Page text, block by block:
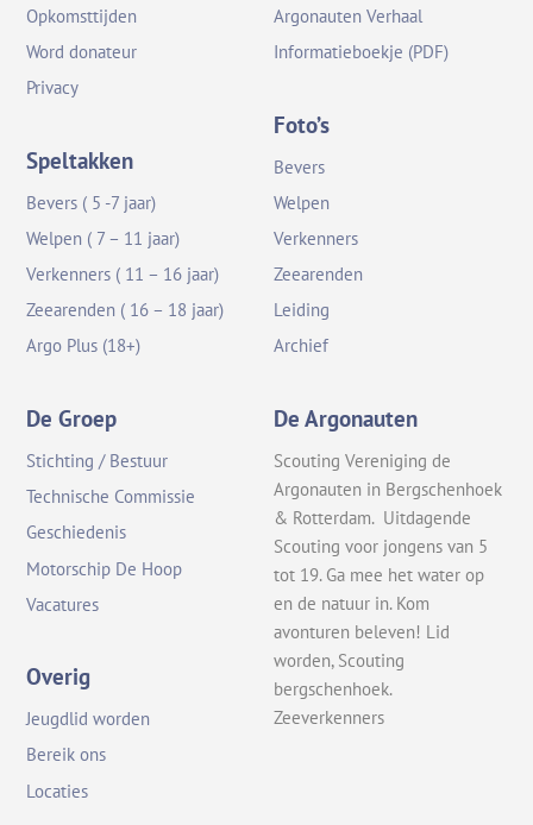
Opkomsttijden
Word donateur
Privacy
Speltakken
Bevers ( 5 -7 jaar)
Welpen ( 7 – 11 jaar)
Verkenners ( 11 – 16 jaar)
Zeearenden ( 16 – 18 jaar)
Argo Plus (18+)
Argonauten Verhaal
Informatieboekje (PDF)
Foto’s
Bevers
Welpen
Verkenners
Zeearenden
Leiding
Archief
De Groep
Stichting / Bestuur
Technische Commissie
Geschiedenis
Motorschip De Hoop
Vacatures
Overig
Jeugdlid worden
Bereik ons
Locaties
De Argonauten
Scouting Vereniging de
Argonauten in Bergschenhoek
& Rotterdam. Uitdagende
Scouting voor jongens van 5
tot 19. Ga mee het water op
en de natuur in. Kom
avonturen beleven! Lid
worden, Scouting
bergschenhoek.
Zeeverkenners